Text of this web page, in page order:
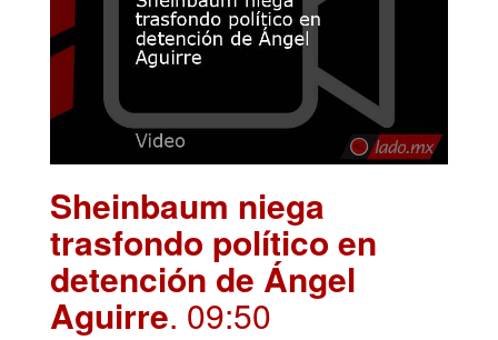
Sheinbaum niega
trasfondo político en
detención de Ángel
Aguirre. 09:50